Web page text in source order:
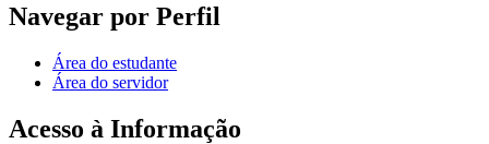
Navegar por Perfil
Área do estudante
Área do servidor
Acesso à Informação